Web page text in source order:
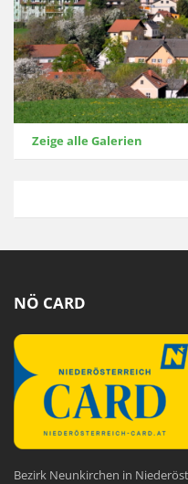
Zeige alle Galerien
NÖ CARD
Bezirk Neunkirchen in